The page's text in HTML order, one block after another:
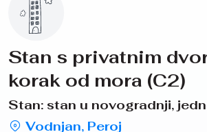
Stan s privatnim
korak od mora (C2)
Stan: stan u novogradnji,
Vodnjan, Peroj